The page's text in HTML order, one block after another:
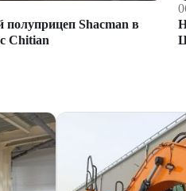
Shacman в
Chitian